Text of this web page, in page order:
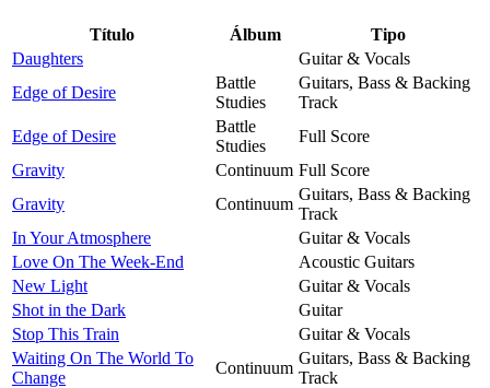
Título Álbum
Tipo
Daughters
Guitar & Vocals
Edge of Desire
Battle
Studies
Guitars, Bass & Backing
Track
Edge of Desire
Battle
Studies
Full Score
Gravity
Continuum Full Score
Gravity
Continuum
Guitars, Bass & Backing
Track
In Your Atmosphere
Guitar & Vocals
Love On The Week-End
Acoustic Guitars
New Light
Guitar & Vocals
Shot in the Dark
Guitar
Stop This Train
Guitar & Vocals
Waiting On The World To
Change
Continuum
Guitars, Bass & Backing
Track